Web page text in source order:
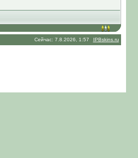
Сейчас: 7.8.2026, 1:57 IPBskins.ru